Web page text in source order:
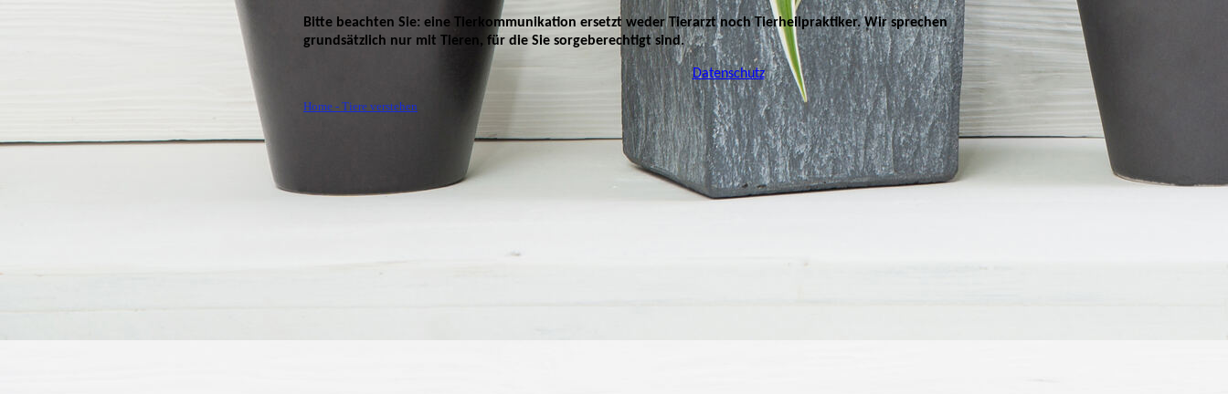
Bitte beachten Sie: eine Tierkommunikation ersetzt weder Tierarzt noch Tierheilpraktiker. Wir sprechen
grundsätzlich nur mit Tieren, für die Sie sorgeberechtigt sind.
Datenschutz
Home - Tiere verstehen